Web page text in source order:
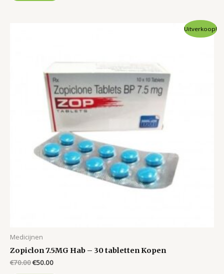
Uitverkoop!
Medicijnen
Zopiclon 7.5MG Hab – 30 tabletten Kopen
€70.00Original
€50.00Current